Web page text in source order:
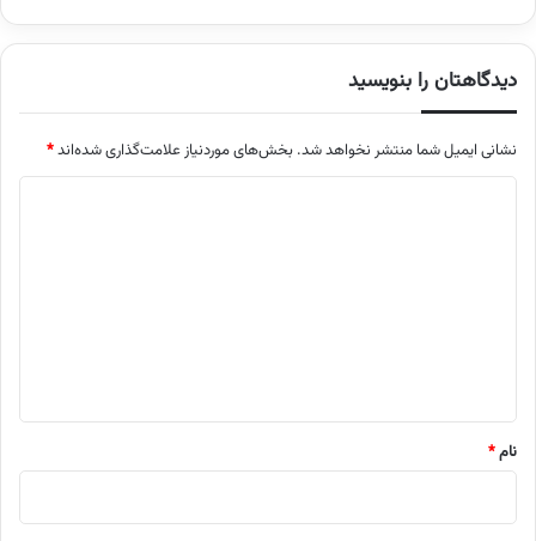
دیدگاهتان را بنویسید
نشانی ایمیل شما منتشر نخواهد شد. بخش‌های موردنیاز علامت‌گذاری شده‌اند*
نام*